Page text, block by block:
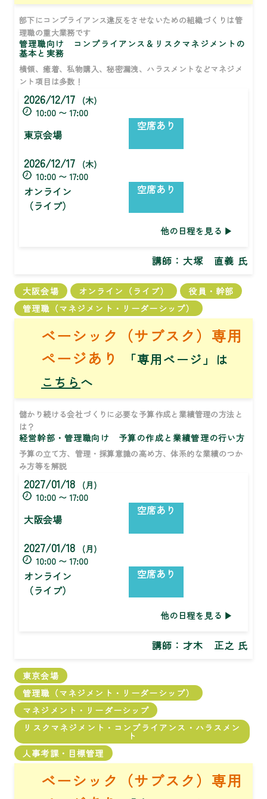
部下にコンプライアンス違反をさせないための組織づくりは管
理職の重大業務です
管理職向け コンプライアンス＆リスクマネジメントの
基本と実務
横領、癒着、私物購入、秘密漏洩、ハラスメントなどマネジメ
ント項目は多数！
2026/12/17
(木)
10:00 〜 17:00
東京会場
空席あり
2026/12/17
(木)
10:00 〜 17:00
オンライン
（ライブ）
空席あり
他の日程を見る
講師： 大塚 直義 氏
大阪会場 オンライン（ライブ）
役員・幹部
管理職（マネジメント・リーダーシップ）
ベーシック（サブスク）専用
ページあり
「専用ページ」は
こちら へ
儲かり続ける会社づくりに必要な予算作成と業績管理の方法と
は？
経営幹部・管理職向け 予算の作成と業績管理の行い方
予算の立て方、管理・採算意識の高め方、体系的な業績のつか
み方等を解説
2027/01/18
(月)
10:00 〜 17:00
大阪会場
空席あり
2027/01/18
(月)
10:00 〜 17:00
オンライン
（ライブ）
空席あり
他の日程を見る
講師： 才木 正之 氏
東京会場
管理職（マネジメント・リーダーシップ）
マネジメント・リーダーシップ
リスクマネジメント・コンプライアンス・ハラスメン
ト
人事考課・目標管理
ベーシック（サブスク）専用